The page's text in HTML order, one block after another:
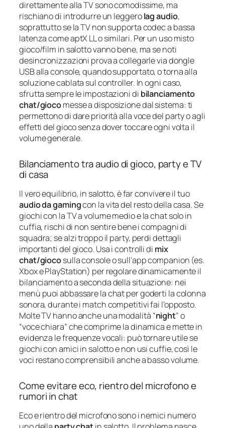
direttamente alla TV sono comodissime, ma
rischiano di introdurre un leggerolag audio,
soprattutto se la TV non supporta codec a bassa
latenza come aptX LL o similari. Per un uso misto
gioco/film in salotto vanno bene, ma se noti
desincronizzazioni prova a collegarle via dongle
USB alla console, quando supportato, o torna alla
soluzione cablata sul controller. In ogni caso,
sfrutta sempre le impostazioni di bilanciamento
chat/giocomesse a disposizione dal sistema: ti
permettono di dare priorità alla voce del party o agli
effetti del gioco senza dover toccare ogni volta il
volume generale.
Bilanciamento tra audio di gioco, party e TV
di casa
Il vero equilibrio, in salotto, è far convivere il tuo
audio da gamingcon la vita del resto della casa. Se
giochi con la TV a volume medio e la chat solo in
cuffia, rischi di non sentire bene i compagni di
squadra; se alzi troppo il party, perdi dettagli
importanti del gioco. Usa i controlli di mix
chat/giocosulla console o sull’app companion (es.
Xbox e PlayStation) per regolare dinamicamente il
bilanciamento a seconda della situazione: nei
menù puoi abbassare la chat per goderti la colonna
sonora, durante i match competitivi fai l’opposto.
Molte TV hanno anche una modalità “night” o
“voce chiara” che comprime la dinamica e mette in
evidenza le frequenze vocali: può tornare utile se
giochi con amici in salotto e non usi cuffie, così le
voci restano comprensibili anche a basso volume.
Come evitare eco, rientro del microfono e
rumori in chat
Eco e rientro del microfono sono i nemici numero